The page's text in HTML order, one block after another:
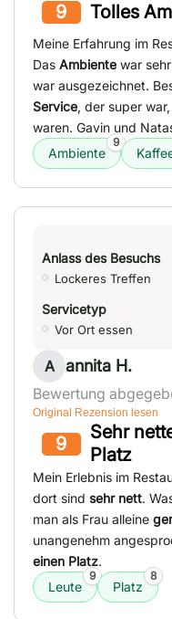
9 Tolles
Meine Erfahrung im
Das Ambiente war
war ausgezeichnet.
Service, der super
waren. Gavin und
Ambiente
9
Anlass des Besuchs
Lockeres Treffen
Servicetyp
Vor Ort essen
A annita H.
Bewertung
Original Rezension lesen
9
Sehr
Platz
Mein Erlebnis im
dort sind sehr nett.
man als Frau alleine
unangenehm
einen Platz.
Leute
9
Platz
8